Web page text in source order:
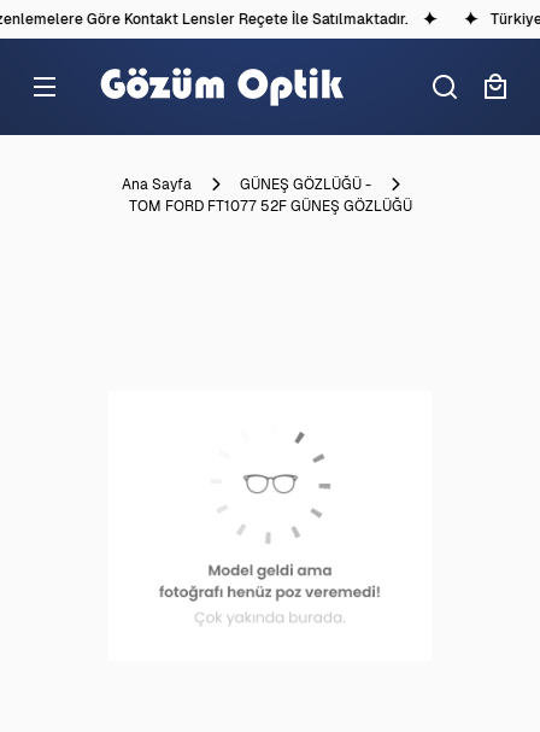
Göre Kontakt Lensler Reçete İle Satılmaktadır.
Ana Sayfa
GÜNEŞ GÖZLÜĞÜ -
TOM FORD FT1077 52F GÜNEŞ GÖZLÜĞÜ